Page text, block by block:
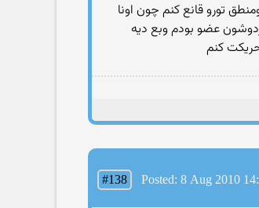
تورو قانع كنم چون اونا
عضو بودم وبع دیه
كنم
#138 Posted: 8 Aug 2010